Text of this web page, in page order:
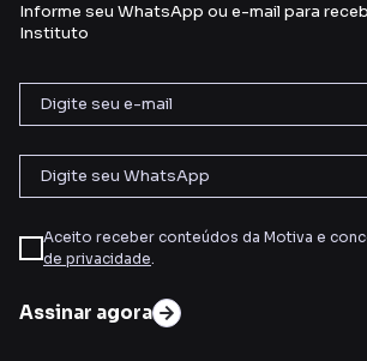
Informe seu WhatsApp ou e-mail para
Instituto
Aceito receber conteúdos da Motiva e
de privacidade.
Assinar agora